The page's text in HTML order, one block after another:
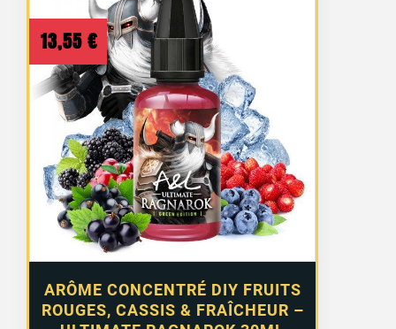
ARÔME CONCENTRÉ DIY FRUITS
ROUGES, CASSIS & FRAÎCHEUR –
13,55 €